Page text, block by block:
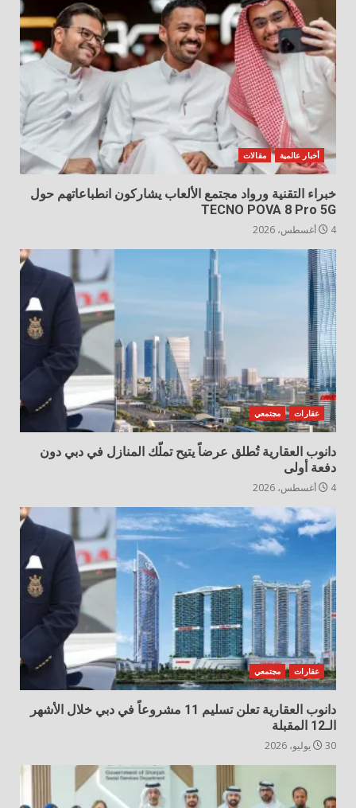
أخبار عالمية مقالات
خبراء التقنية ورواد مجتمع الألعاب يشاركون انطباعاتهم حول
TECNO POVA 8 Pro 5G
4 أغسطس، 2026
عقارات مجتمعي
دانوب العقارية تُطلق عرضاً يتيح تملّك المنازل في دبي دون
دفعة أولى
4 أغسطس، 2026
عقارات مجتمعي
دانوب العقارية تعلن تسليم 11 مشروعاً في دبي خلال الأشهر
الـ12 المقبلة
30 يوليو، 2026